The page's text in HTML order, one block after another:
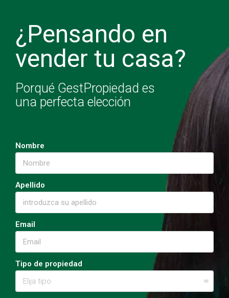
¿Pensando en
vender tu casa?
Porqué GestPropiedad es
una perfecta elección
Nombre
Apellido
Email
Tipo de propiedad